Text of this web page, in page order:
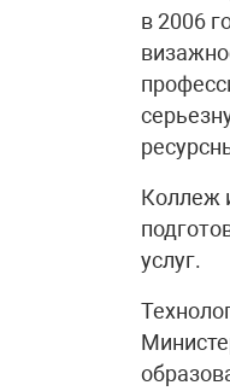
в 2006
Коллеж
услуг.